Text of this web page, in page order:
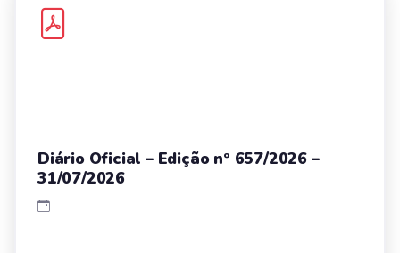
Diário Oficial – Edição nº 657/2026 –
31/07/2026